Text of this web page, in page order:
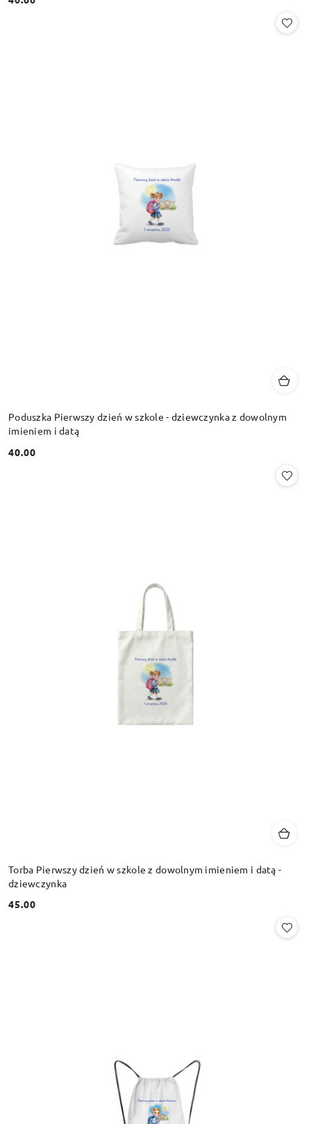
Cena:
Poduszka Pierwszy dzień w szkole - dziewczynka z dowolnym
imieniem i datą
Cena:
40.00
Torba Pierwszy dzień w szkole z dowolnym imieniem i datą -
dziewczynka
Cena:
45.00